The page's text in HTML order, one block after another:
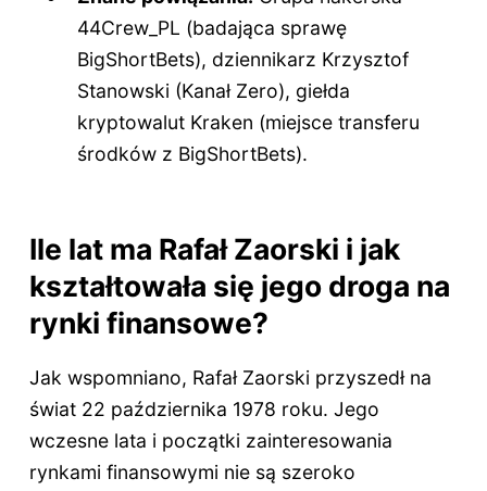
44Crew_PL (badająca sprawę
BigShortBets), dziennikarz Krzysztof
Stanowski (Kanał Zero), giełda
kryptowalut Kraken (miejsce transferu
środków z BigShortBets).
Ile lat ma Rafał Zaorski i jak
kształtowała się jego droga na
rynki finansowe?
Jak wspomniano, Rafał Zaorski przyszedł na
świat 22 października 1978 roku. Jego
wczesne lata i początki zainteresowania
rynkami finansowymi nie są szeroko